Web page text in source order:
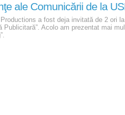
ale Comunicării de la
a fost deja invitată de 2 ori
Acolo am prezentat mai